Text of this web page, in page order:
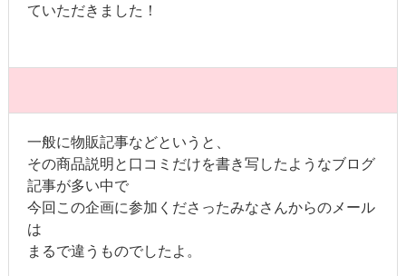
ていただきました！
一般に物販記事などというと、
その商品説明と口コミだけを書き写したようなブログ
記事が多い中で
今回この企画に参加くださったみなさんからのメール
は
まるで違うものでしたよ。